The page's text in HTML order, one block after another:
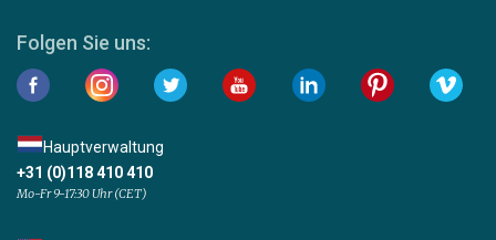
Folgen Sie uns:
Hauptverwaltung
+31 (0)118 410 410
Mo-Fr 9-17:30 Uhr (CET)